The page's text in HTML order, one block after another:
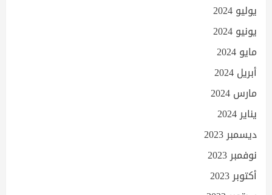
يوليو 2024
يونيو 2024
مايو 2024
أبريل 2024
مارس 2024
يناير 2024
ديسمبر 2023
نوفمبر 2023
أكتوبر 2023